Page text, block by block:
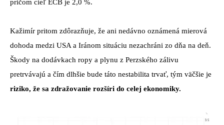
pričom cieľ ECB je 2,0 %.
Kažimír pritom zdôrazňuje, že ani nedávno oznámená mierová
dohoda medzi USA a Iránom situáciu nezachráni zo dňa na deň.
Škody na dodávkach ropy a plynu z Perzského zálivu
pretrvávajú a čím dlhšie bude táto nestabilita trvať, tým väčšie je
riziko, že sa zdražovanie rozšíri do celej ekonomiky.